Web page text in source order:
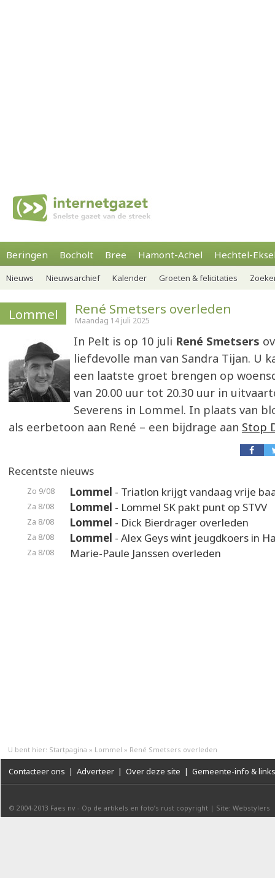
Beringen Bocholt Bree Hamont-Achel Hechtel-
Nieuws Nieuwsarchief Kalender Groeten & felicitaties
Lommel René Smetsers overleden
Maandag 14 juli 2025
In Pelt is op 10 juli René Smetsers
liefdevolle man van Sandra Tijan. U
een laatste groet brengen op
van 20.00 uur tot 20.30 uur in
Severens in Lommel. In plaats van
als eerbetoon aan René – een bijdrage aan Stop
Recentste nieuws
Zo 9/08 Lommel - Triatlon krijgt vandaag vrije
Za 8/08 Lommel - Lommel SK pakt punt op STVV
Za 8/08 Lommel - Dick Bierdrager overleden
Za 8/08 Lommel - Alex Geys wint jeugdkoers in
Za 8/08 Marie-Paule Janssen overleden
U bent hier: Startpagina » Lommel » René Smetsers overleden
Contacteer ons | Adverteer | Over deze site | Gemeente-info & links
© 2004-2013 Faes nv - Op de artikels en foto’s rust copyright | Site: Webstylers